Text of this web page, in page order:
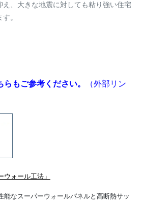
え、大きな地震に対しても粘り強い住宅
。
らもご参考ください。
（外部リン
ォール工法」
能なスーパーウォールパネルと高断熱サッ